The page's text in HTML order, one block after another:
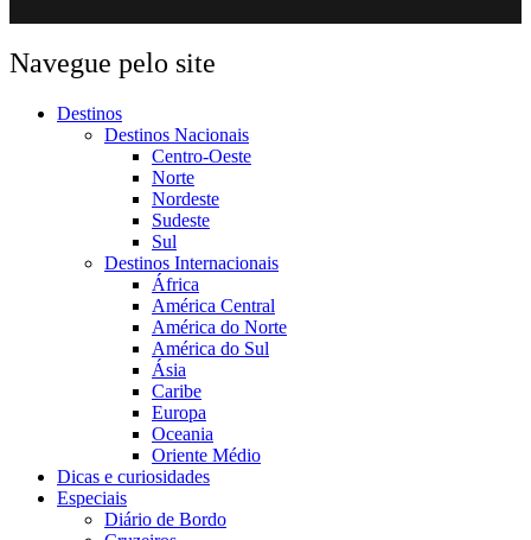
Navegue pelo site
Destinos
Destinos Nacionais
Centro-Oeste
Norte
Nordeste
Sudeste
Sul
Destinos Internacionais
África
América Central
América do Norte
América do Sul
Ásia
Caribe
Europa
Oceania
Oriente Médio
Dicas e curiosidades
Especiais
Diário de Bordo